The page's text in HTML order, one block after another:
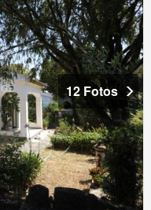
12 Fotos